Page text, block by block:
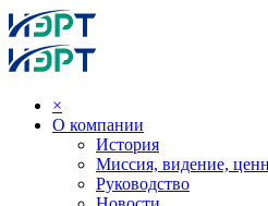
×
О компании
История
Миссия, видение,
Руководство